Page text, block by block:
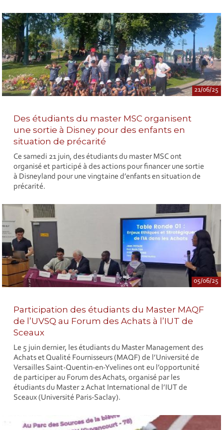
21/06/25
Des étudiants du master MSC organisent
une sortie à Disney pour des enfants en
situation de précarité
Ce samedi 21 juin, des étudiants du master MSC ont
organisé et participé à des actions pour financer une sortie
à Disneyland pour une vingtaine d’enfants en situation de
précarité.
05/06/25
Participation des étudiants du Master MAQF
de l’UVSQ au Forum des Achats à l’IUT de
Sceaux
Le 5 juin dernier, les étudiants du Master Management des
Achats et Qualité Fournisseurs (MAQF) de l’Université de
Versailles Saint-Quentin-en-Yvelines ont eu l’opportunité
de participer au Forum des Achats, organisé par les
étudiants du Master 2 Achat International de l’IUT de
Sceaux (Université Paris-Saclay).